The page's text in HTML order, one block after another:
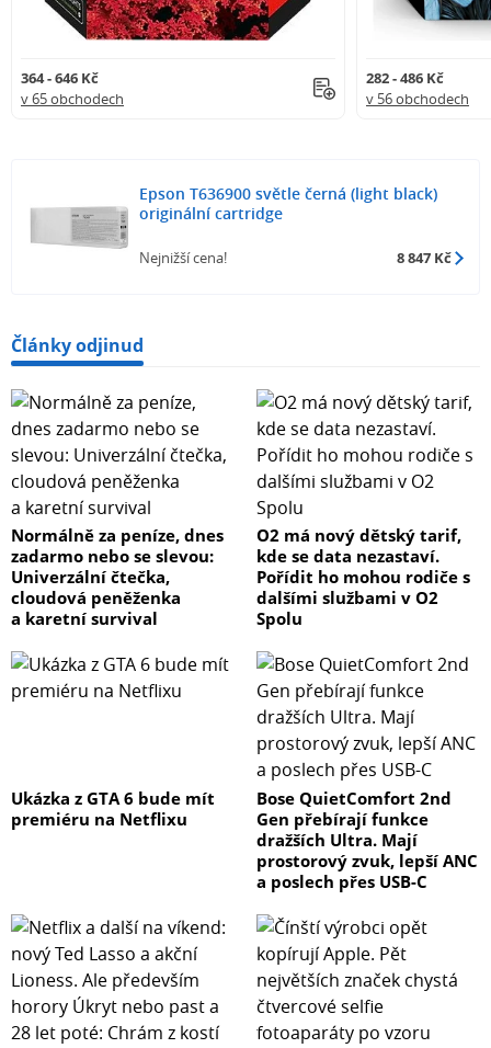
364 - 646 Kč
v 65 obchodech
282 - 486 Kč
v 56 obchodech
Epson T636900 světle černá (light black)
originální cartridge
Nejnižší cena! 8 847 Kč
Články odjinud
Normálně za peníze, dnes
zadarmo nebo se slevou:
Univerzální čtečka,
cloudová peněženka
a karetní survival
O2 má nový dětský tarif,
kde se data nezastaví.
Pořídit ho mohou rodiče s
dalšími službami v O2
Spolu
Ukázka z GTA 6 bude mít
premiéru na Netflixu
Bose QuietComfort 2nd
Gen přebírají funkce
dražších Ultra. Mají
prostorový zvuk, lepší ANC
a poslech přes USB-C